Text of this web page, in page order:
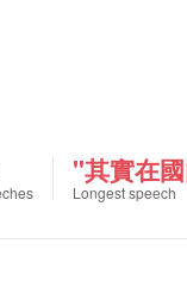
"其實在
Longest speech